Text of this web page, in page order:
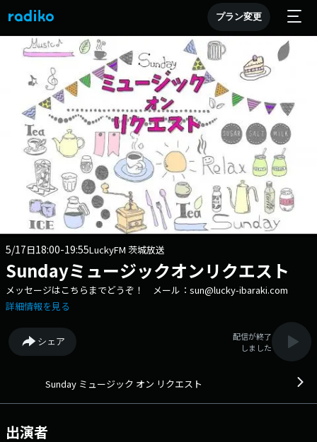
プラン変更
5/17日18:00-19:55LuckyFM 茨城放送
Sundayミュージックオンリクエスト
メッセージはこちらまでどうぞ！ メール：sun@lucky-ibaraki.com
詳細情報を見る
シェア
配信が終了
しました
Sunday ミュージック オン リクエスト
出演者